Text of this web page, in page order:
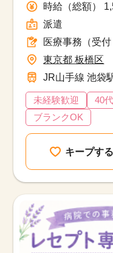
時給（総額）
派遣
医療事務（受付
東京都 板橋区
JR山手線 池袋
未経験歓迎 40
ブランクOK
キープする